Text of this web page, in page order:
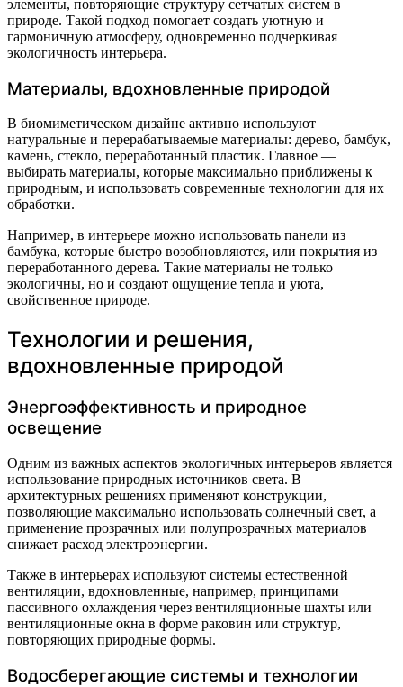
элементы, повторяющие структуру сетчатых систем в
природе. Такой подход помогает создать уютную и
гармоничную атмосферу, одновременно подчеркивая
экологичность интерьера.
Материалы, вдохновленные природой
В биомиметическом дизайне активно используют
натуральные и перерабатываемые материалы: дерево, бамбук,
камень, стекло, переработанный пластик. Главное —
выбирать материалы, которые максимально приближены к
природным, и использовать современные технологии для их
обработки.
Например, в интерьере можно использовать панели из
бамбука, которые быстро возобновляются, или покрытия из
переработанного дерева. Такие материалы не только
экологичны, но и создают ощущение тепла и уюта,
свойственное природе.
Технологии и решения,
вдохновленные природой
Энергоэффективность и природное
освещение
Одним из важных аспектов экологичных интерьеров является
использование природных источников света. В
архитектурных решениях применяют конструкции,
позволяющие максимально использовать солнечный свет, а
применение прозрачных или полупрозрачных материалов
снижает расход электроэнергии.
Также в интерьерах используют системы естественной
вентиляции, вдохновленные, например, принципами
пассивного охлаждения через вентиляционные шахты или
вентиляционные окна в форме раковин или структур,
повторяющих природные формы.
Водосберегающие системы и технологии